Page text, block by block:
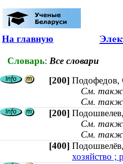
На главную
Словарь: Все словари
[200] Подофедов,
См.
См.
[200]
См.
См.
[400]
хозяйство ;